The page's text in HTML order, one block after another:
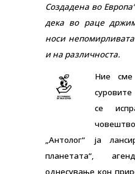
Создадена во
дека во раце
носи
и на различноста.
Ние сме
се
„Антолог“ ја
планетата“,
однесување кон